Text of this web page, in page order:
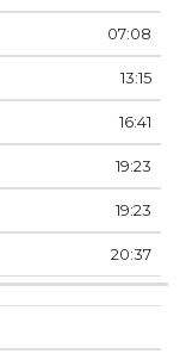
07:08
13:15
16:41
19:23
19:23
20:37